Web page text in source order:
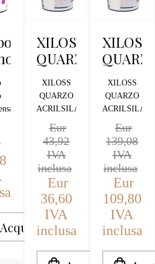
XILOSS
QUARZO
ACRILSILANICO
BIANCO
KG.5
XILOSS
QUARZO
ACRILSILANICO
BIANCO
ALTISSIMA
QUALITA'
Eur
43,92
IVA
inclusa
Eur
36,60
IVA
inclusa
XILOSS
BIANCO
LT.14
XILOSS
QUARZO
BIANCO
ALTISSIMA
QUALITA'
Eur
139,08
IVA
inclusa
Eur
109,80
IVA
inclusa